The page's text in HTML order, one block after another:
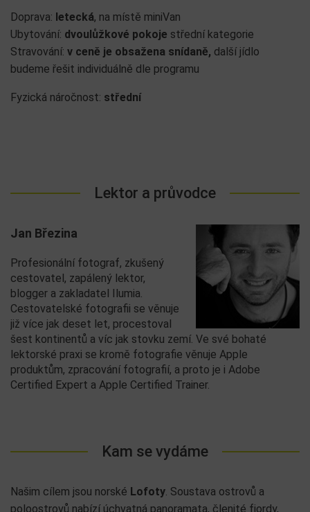
Doprava: letecká, na místě miniVan
Ubytování: dvoulůžkové pokoje střední kategorie
Stravování: v ceně je obsažena snídaně, další jídlo
budeme řešit individuálně dle programu
Fyzická náročnost: střední
Lektor a průvodce
Jan Březina
Profesionální fotograf, zkušený
cestovatel, zapálený lektor,
blogger a zakladatel Ilumia.
Cestovatelské fotografii se věnuje
již více jak deset let, procestoval
šest kontinentů a víc jak stovku zemí. Ve své bohaté
lektorské praxi se kromě fotografie věnuje Apple
produktům, zpracování fotografií, a proto je i Adobe
Certified Expert a Apple Certified Trainer.
Kam se vydáme
Našim cílem jsou norské Lofoty. Soustava ostrovů a
poloostrovů nabízí úchvatná panoramata, členité fjordy,